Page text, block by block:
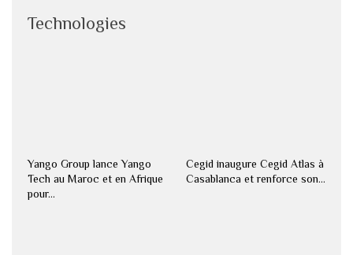
Technologies
Yango Group lance Yango
Tech au Maroc et en Afrique
pour…
Cegid inaugure Cegid Atlas à
Casablanca et renforce son…